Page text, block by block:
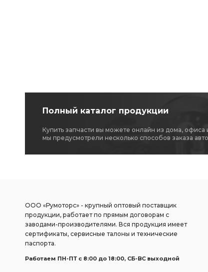
Полный каталог продукции
Купить запчасти вы можете онлайн из дома,
мы предусмотрели несколько способов заказа
ООО «Румоторс» - крупный оптовый поставщик
продукции, работает по прямым договорам с
заводами-производителями. Вся продукция имеет
сертификаты, сервисные талоны и технические
паспорта.
Работаем ПН-ПТ c 8:00 до 18:00, СБ-ВС выходной